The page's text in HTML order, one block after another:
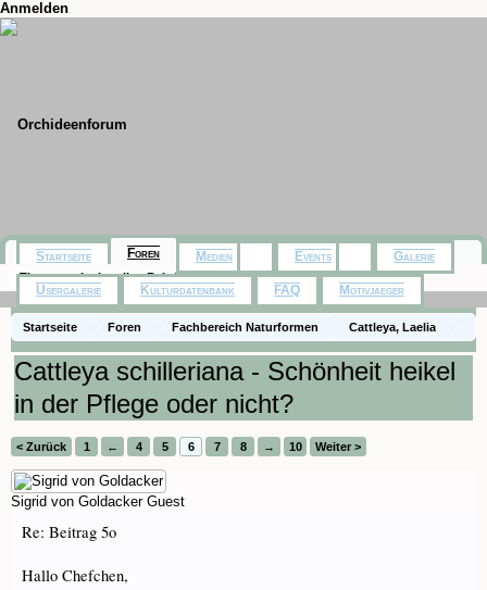
Anmelden
Startseite Foren Fachbereich Naturformen Cattleya, Laelia
Cattleya schilleriana - Schönheit heikel
in der Pflege oder nicht?
< Zurück 1 ← 4 5 6 7 8 → 10 Weiter >
Sigrid von Goldacker Guest
Re: Beitrag 5o
Hallo Chefchen,
Startseite Foren
Themen mit aktuellen Beiträgen
Medien Events Galerie
Usergalerie Kulturdatenbank FAQ Motivjaeger